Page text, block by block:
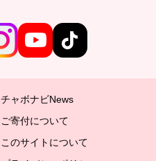
チャボナビNews
ご寄付について
このサイトについて